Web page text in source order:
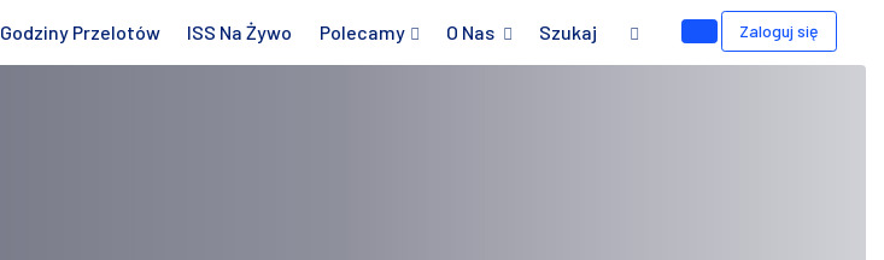
Godziny Przelotów ISS Na Żywo Polecamy O Nas Szukaj Zaloguj się